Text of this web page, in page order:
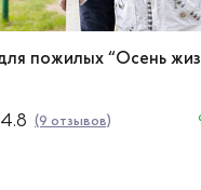
пожилых “Осень
4.8 (9 отзывов)